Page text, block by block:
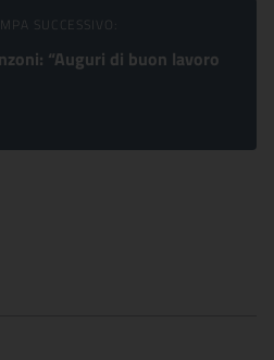
SUCCESSIVO:
“Auguri di buon lavoro